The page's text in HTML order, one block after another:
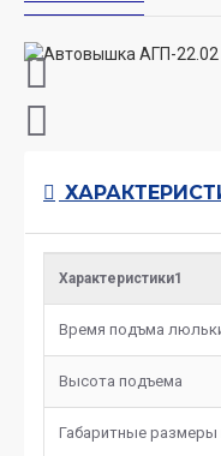
Характеристики1
Время подъма
Высота подъема
Габаритные